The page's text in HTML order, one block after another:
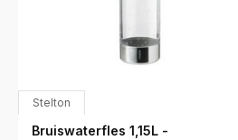
Stelton
Bruiswaterfles 1,15L -